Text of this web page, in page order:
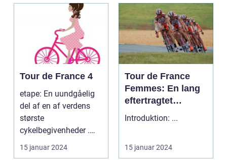
Tour de France 4
etape: En uundgåelig
del af en af verdens
største
cykelbegivenheder .
etape: En uundgåelig
del af ...
15 januar 2024
Tour de France
Femmes: En lang
eftertragtet
kvindelig udgave
Introduktion: ...
15 januar 2024